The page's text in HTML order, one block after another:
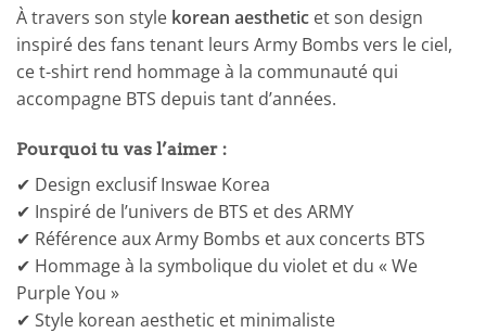
À travers son style korean aesthetic et son design
inspiré des fans tenant leurs Army Bombs vers le ciel,
ce t-shirt rend hommage à la communauté qui
accompagne BTS depuis tant d’années.
Pourquoi tu vas l’aimer :
✔ Design exclusif Inswae Korea
✔ Inspiré de l’univers de BTS et des ARMY
✔ Référence aux Army Bombs et aux concerts BTS
✔ Hommage à la symbolique du violet et du « We
Purple You »
✔ Style korean aesthetic et minimaliste